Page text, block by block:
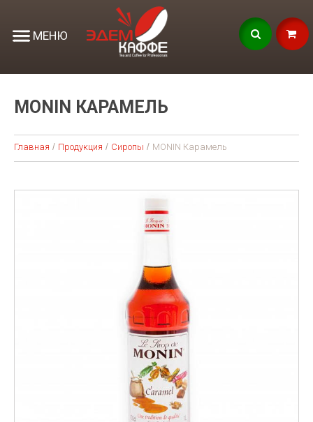
МЕНЮ
MONIN КАРАМЕЛЬ
Главная Продукция Сиропы MONIN Карамель